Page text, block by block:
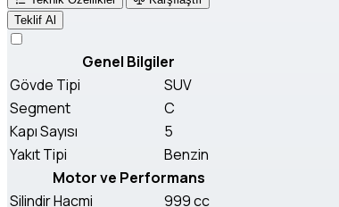
Teklif Al
Genel Bilgiler
Gövde Tipi
SUV
Segment
C
Kapı Sayısı
5
Yakıt Tipi
Benzin
Motor ve Performans
Silindir Hacmi
999 cc